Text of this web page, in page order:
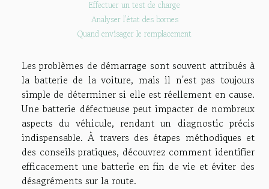
Effectuer un test de charge
Analyser l’état des bornes
Quand envisager le remplacement
Les problèmes de démarrage sont souvent attribués à
la batterie de la voiture, mais il n'est pas toujours
simple de déterminer si elle est réellement en cause.
Une batterie défectueuse peut impacter de nombreux
aspects du véhicule, rendant un diagnostic précis
indispensable. À travers des étapes méthodiques et
des conseils pratiques, découvrez comment identifier
efficacement une batterie en fin de vie et éviter des
désagréments sur la route.